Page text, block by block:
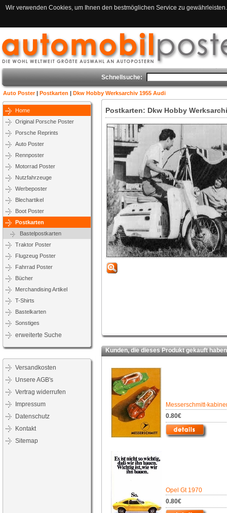
Wir verwenden Cookies, um Ihnen den bestmöglichen Service zu
Schnellsuche:
Auto Poster| Postkarten | Dkw Hobby Werksarchiv 1955 Audi
Home
Original Porsche Poster
Porsche Reprints
Auto Poster
Rennposter
Motorrad Poster
Nutzfahrzeuge
Werbeposter
Blechartikel
Boot Poster
Postkarten
Bastelpostkarten
Traktor Poster
Flugzeug Poster
Fahrrad Poster
Bücher
Merchandising Artikel
T-Shirts
Bastelkarten
Sonstiges
erweiterte Suche
Versandkosten
Unsere AGB's
Vertrag widerrufen
Impressum
Datenschutz
Kontakt
Sitemap
Postkarten: Dkw Hobby
Kunden, die dieses Produkt gekauft
Messerschmitt-
0.80€
Opel Gt 1970
0.80€